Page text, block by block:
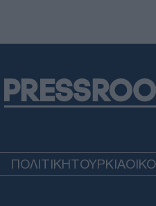
ΠΟΛΙΤΙΚΗΤΟΥΡΚΙΑ